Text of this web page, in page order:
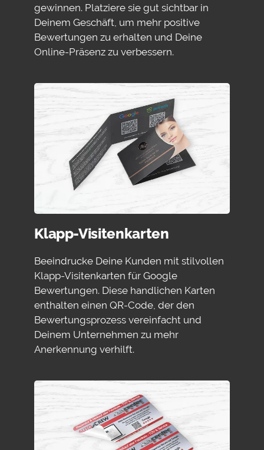
gewinnen. Platziere sie gut sichtbar in
Deinem Geschäft, um mehr positive
Bewertungen zu erhalten und Deine
Online-Präsenz zu verbessern.
Klapp-Visitenkarten
Beeindrucke Deine Kunden mit stilvollen
Klapp-Visitenkarten für Google
Bewertungen. Diese handlichen Karten
enthalten einen QR-Code, der den
Bewertungsprozess vereinfacht und
Deinem Unternehmen zu mehr
Anerkennung verhilft.